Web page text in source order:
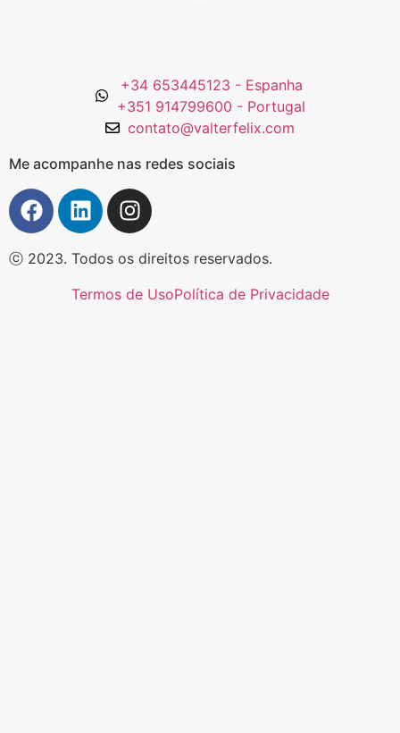
+34 653445123 - Espanha
+351 914799600 - Portugal
contato@valterfelix.com
Me acompanhe nas redes sociais
ⓒ 2023. Todos os direitos reservados.
Termos de UsoPolítica de Privacidade